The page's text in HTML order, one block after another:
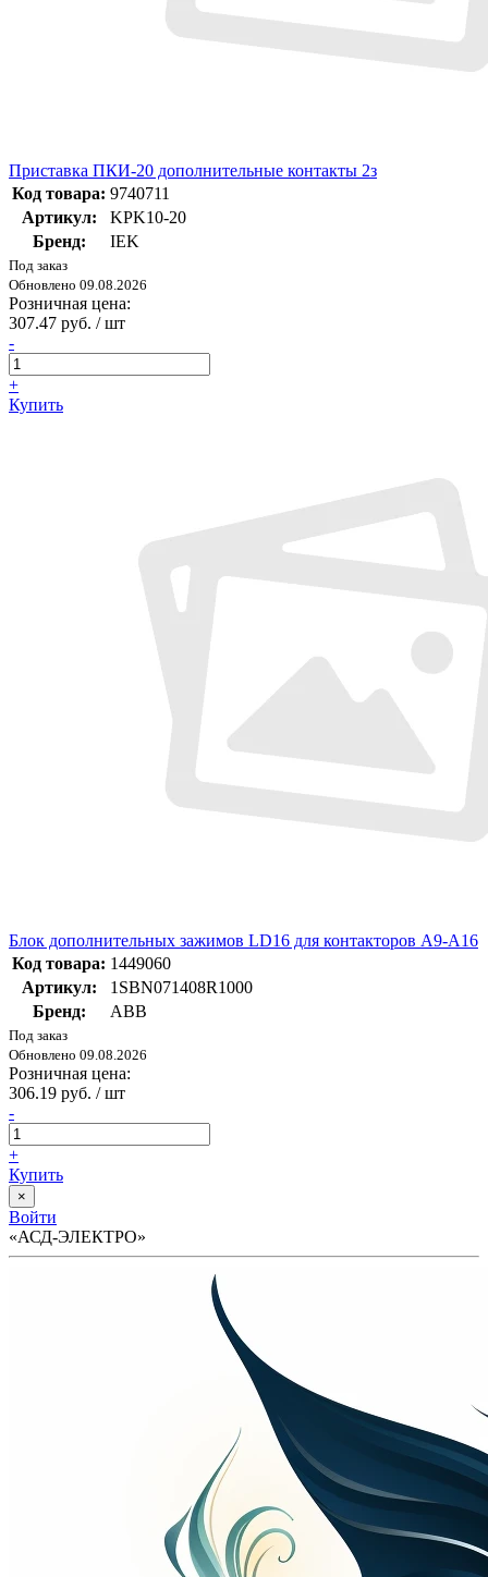
Приставка ПКИ-20 дополнительные контакты 2з
Код товара: 9740711
Артикул:
KPK10-20
Бренд:
IEK
Под заказ
Обновлено 09.08.2026
Розничная цена:
307.47 руб. / шт
-
+
Купить
Блок дополнительных зажимов LD16 для контакторов A9-А16
Код товара: 1449060
Артикул:
1SBN071408R1000
Бренд:
ABB
Под заказ
Обновлено 09.08.2026
Розничная цена:
306.19 руб. / шт
-
+
Купить
×
Войти
«АСД-ЭЛЕКТРО»